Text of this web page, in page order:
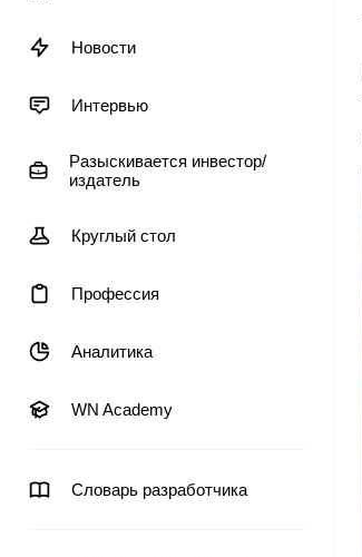
Новости
Интервью
Разыскивается инвестор/
издатель
Круглый стол
Профессия
Аналитика
WN Academy
Словарь разработчика